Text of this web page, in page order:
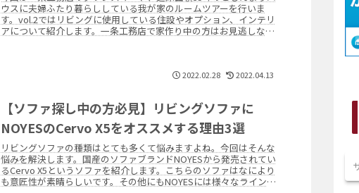
ウスに夫婦ふたり暮らししている我が家のルームツアーを行いま
す。vol.2ではリビングに使用している住設やオプション、インテリ
アについて紹介します。一条工務店で家作り中の方はお見逃しな
2022.02.28 2022.04.13
【ソファ探し中の方必見】リビングソファに
NOYESのCervo X5をオススメする理由3選
リビングソファの種類はとても多くて悩みますよね。今回はそんな
悩みを解決します。国産のソファブランドNOYESから発売されてい
るCervo X5というソファを紹介します。こちらのソファはなにより
も意匠性が素晴らしいです。その他にもNOYESには様々なラインナ